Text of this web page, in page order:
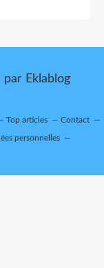
par Eklablog
Top articles Contact
personnelles